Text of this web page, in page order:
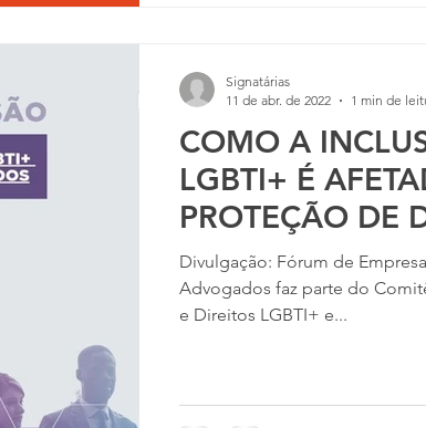
COMO A
LGBTI+ É
PROTEÇÃO DE
Divulgação: Fórum de
Advogados faz parte do
e Direitos LGBTI+ e...
Signatárias
11 de abr. de 2022
1 min de